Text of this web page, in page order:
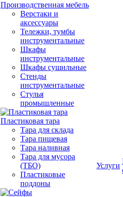
Производственная мебель
Верстаки и
аксессуары
Тележки, тумбы
инструментальные
Шкафы
инструментальные
Шкафы сушильные
Стенды
инструментальные
Cтулья
промышленные
Пластиковая тара
Тара для склада
Тара пищевая
Тара наливная
Тара для мусора
(ТБО)
Пластиковые
поддоны
Услуги